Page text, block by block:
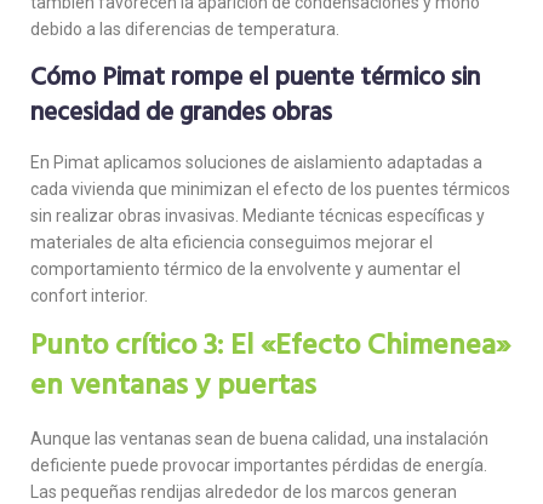
debido a las diferencias de temperatura.
Cómo Pimat rompe el puente térmico sin
necesidad de grandes obras
En Pimat aplicamos soluciones de aislamiento adaptadas a
cada vivienda que minimizan el efecto de los puentes térmicos
sin realizar obras invasivas. Mediante técnicas específicas y
materiales de alta eficiencia conseguimos mejorar el
comportamiento térmico de la envolvente y aumentar el
confort interior.
Punto crítico 3: El «Efecto Chimenea»
en ventanas y puertas
Aunque las ventanas sean de buena calidad, una instalación
deficiente puede provocar importantes pérdidas de energía.
Las pequeñas rendijas alrededor de los marcos generan